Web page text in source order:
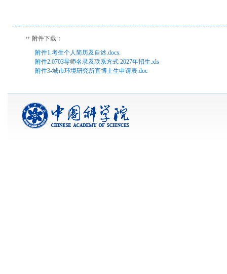
附件下载：
附件1.考生个人简历及自述.docx
附件2.0703导师名录及联系方式 2027年招生.xls
附件3-城市环境研究所直博士生申请表.doc